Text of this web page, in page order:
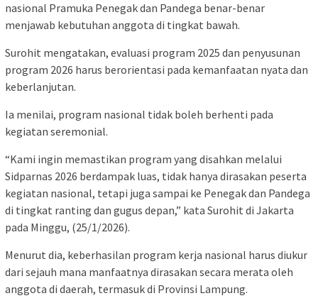
nasional Pramuka Penegak dan Pandega benar-benar
menjawab kebutuhan anggota di tingkat bawah.
Surohit mengatakan, evaluasi program 2025 dan penyusunan
program 2026 harus berorientasi pada kemanfaatan nyata dan
keberlanjutan.
Ia menilai, program nasional tidak boleh berhenti pada
kegiatan seremonial.
“Kami ingin memastikan program yang disahkan melalui
Sidparnas 2026 berdampak luas, tidak hanya dirasakan peserta
kegiatan nasional, tetapi juga sampai ke Penegak dan Pandega
di tingkat ranting dan gugus depan,” kata Surohit di Jakarta
pada Minggu, (25/1/2026).
Menurut dia, keberhasilan program kerja nasional harus diukur
dari sejauh mana manfaatnya dirasakan secara merata oleh
anggota di daerah, termasuk di Provinsi Lampung.